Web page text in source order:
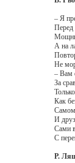
– Я
А на
Не
– Вам
За
Как
И
Сами
С
Р.